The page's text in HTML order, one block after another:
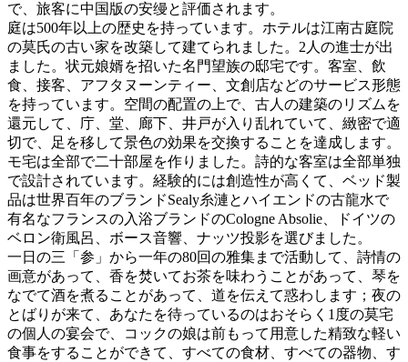
で、旅客に中国版の安缦と評価されます。
庭は500年以上の歴史を持っています。ホテルは江南古庭院
の莫氏の古い家を改築して建てられました。2人の進士が出
ました。状元娘婿を招いた名門望族の邸宅です。客室、飲
食、接客、アフタヌーンティー、文創店などのサービス形態
を持っています。空間の配置の上で、古人の建築のリズムを
還元して、庁、堂、廊下、井戸が入り乱れていて、緻密で適
切で、足を移して景色の効果を交換することを達成します。
モ宅は全部で二十部屋を作りました。詩的な客室は全部単独
で設計されています。経験的には創造性が高くて、ベッド製
品は世界百年のブランドSealy糸漣とハイエンドの古龍水で
有名なフランスの入浴ブランドのCologne Absolie、ドイツの
ベロン衛風呂、ボース音響、ナッツ投影を選びました。
一日の三「参」から一年の80回の雅集まで活動して、詩情の
画意があって、香を焚いてお茶を味わうことがあって、琴を
なでて酒を煮ることがあって、道を伝えて惑わします；夜の
とばりが来て、あなたを待っているのはおそらく1度の莫宅
の個人の宴会で、コックの娘は前もって用意した精致な軽い
食事をすることができて、すべての食材、すべての器物、す